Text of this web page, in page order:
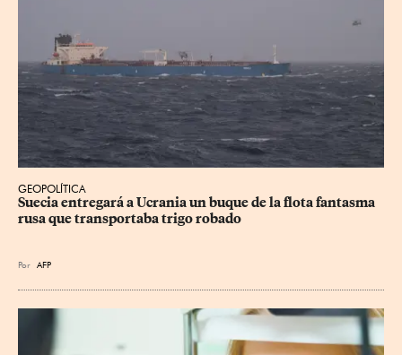
GEOPOLÍTICA
Suecia entregará a Ucrania un buque de la flota fantasma
rusa que transportaba trigo robado
Por AFP